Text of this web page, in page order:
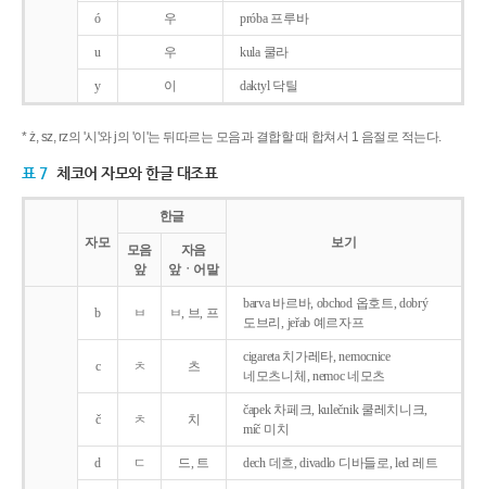
ó 우 próba 프루바
u 우 kula 쿨라
y 이 daktyl 닥틸
* ż, sz, rz의 '시'와 j의 '이'는 뒤따르는 모음과 결합할 때 합쳐서 1 음절로 적는다.
표 7 체코어 자모와 한글 대조표
자모
한글
보기
모음
앞
자음
앞ㆍ어말
b ㅂ ㅂ, 브, 프
barva 바르바, obchod 옵호트, dobrý
도브리, jeřab 예르자프
c ㅊ 츠
cigareta 치가레타, nemocnice
네모츠니체, nemoc 네모츠
č ㅊ 치
čapek 차페크, kulečnik 쿨레치니크,
míč 미치
d ㄷ 드, 트 dech 데흐, divadlo 디바들로, led 레트